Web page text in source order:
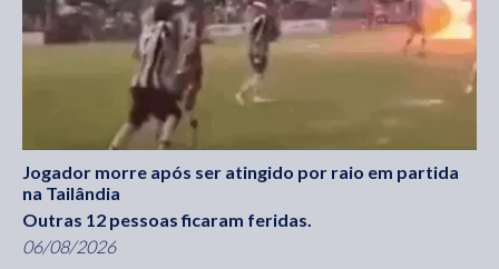
Jogador morre após ser atingido por raio em partida
na Tailândia
Outras 12 pessoas ficaram feridas.
06/08/2026